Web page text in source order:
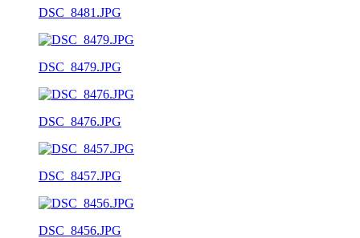
DSC_8481.JPG
DSC_8479.JPG
DSC_8476.JPG
DSC_8457.JPG
DSC_8456.JPG